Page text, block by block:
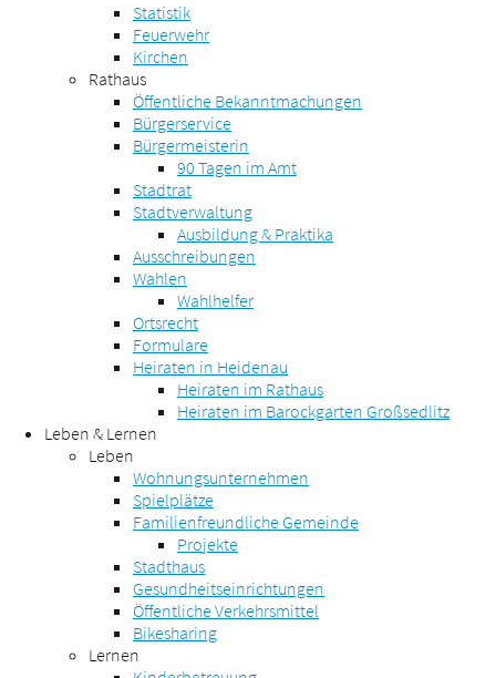
Statistik
Feuerwehr
Kirchen
Rathaus
Öffentliche Bekanntmachungen
Bürgerservice
Bürgermeisterin
90 Tagen im Amt
Stadtrat
Stadtverwaltung
Ausbildung & Praktika
Ausschreibungen
Wahlen
Wahlhelfer
Ortsrecht
Formulare
Heiraten in Heidenau
Heiraten im Rathaus
Heiraten im Barockgarten Großsedlitz
Leben & Lernen
Leben
Wohnungsunternehmen
Spielplätze
Familienfreundliche Gemeinde
Projekte
Stadthaus
Gesundheitseinrichtungen
Öffentliche Verkehrsmittel
Bikesharing
Lernen